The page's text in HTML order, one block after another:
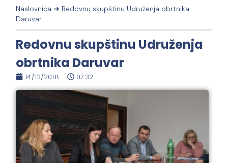
Naslovnica ➜ Redovnu skupštinu Udruženja obrtnika
Daruvar
Redovnu skupštinu Udruženja
obrtnika Daruvar
14/12/2018 07:32